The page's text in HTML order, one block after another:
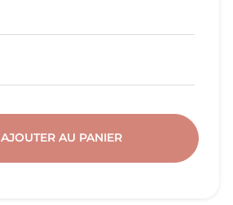
AJOUTER AU PANIER